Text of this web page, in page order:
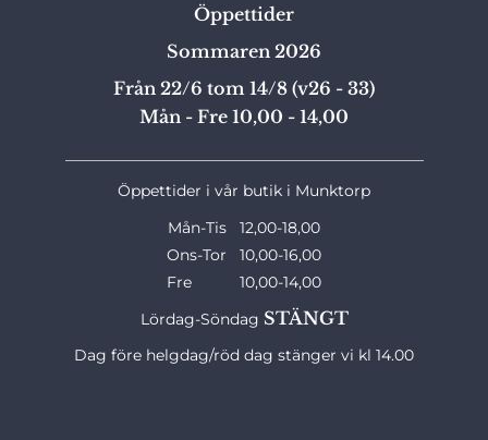
Öppettider
Sommaren 2026
Från 22/6 tom 14/8 (v26 - 33)
Mån - Fre 10,00 - 14,00
Öppettider i vår butik i Munktorp
Mån-Tis 12,00-18,00
Ons-Tor 10,00-16,00
Fre 10,00-14,00
Lördag-Söndag STÄNGT
Dag före helgdag/röd dag stänger vi kl 14.00